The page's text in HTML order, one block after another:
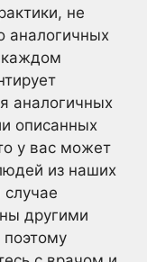
не
аналогичных
каждом
аналогичных
описанных
у вас может
из наших
другими